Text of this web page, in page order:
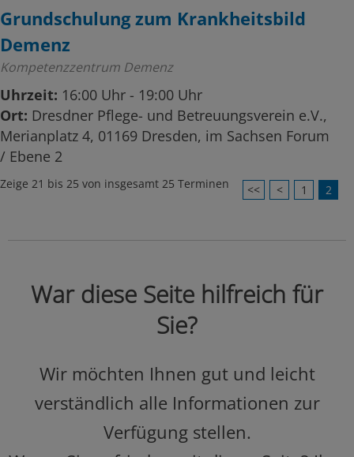
Grundschulung zum Krankheitsbild
Demenz
Kompetenzzentrum Demenz
Uhrzeit: 16:00 Uhr - 19:00 Uhr
Ort: Dresdner Pflege- und Betreuungsverein e.V.,
Merianplatz 4, 01169 Dresden, im Sachsen Forum
/ Ebene 2
Zeige 21 bis 25 von insgesamt 25 Terminen << < 1 2
War diese Seite hilfreich für
Sie?
Wir möchten Ihnen gut und leicht
verständlich alle Informationen zur
Verfügung stellen.